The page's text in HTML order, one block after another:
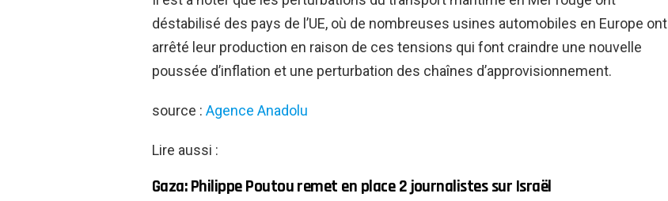
déstabilisé des pays de l’UE, où de nombreuses usines automobiles en Europe ont
arrêté leur production en raison de ces tensions qui font craindre une nouvelle
poussée d’inflation et une perturbation des chaînes d’approvisionnement.
source : Agence Anadolu
Lire aussi :
Gaza: Philippe Poutou remet en place 2 journalistes sur Israël